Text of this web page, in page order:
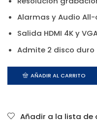
Alarmas y Audio
Salida HDMI 4K y
Admite 2 disco duro
AÑADIR AL CARRITO
Añadir a la lista de